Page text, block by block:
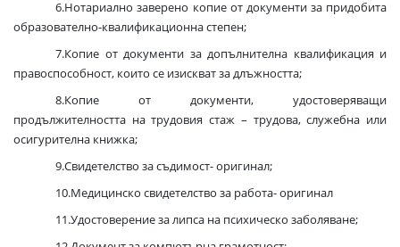
6.Нотариално заверено копие от документи за придобита
образователно-квалификационна степен;
7.Копие от документи за допълнителна квалификация и
правоспособност, които се изискват за длъжността;
8.Копие от документи, удостоверяващи
продължителността на трудовия стаж – трудова, служебна или
осигурителна книжка;
9.Свидетелство за съдимост- оригинал;
10.Медицинско свидетелство за работа- оригинал
11.Удостоверение за липса на психическо заболяване;